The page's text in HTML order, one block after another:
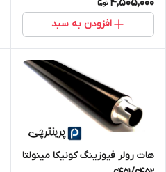
4,505,000
افزودن به سبد
هات رولر فیوزینگ کونیکا مینولتا